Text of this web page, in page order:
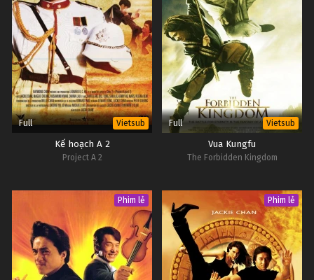
Full Vietsub
Kế hoạch A 2
Project A 2
Full Vietsub
Vua Kungfu
The Forbidden Kingdom
Phim lẻ Phim lẻ